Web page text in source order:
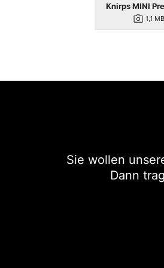
Knirps MINI
photo_camera 1,1 MB
Sie wollen
Dann